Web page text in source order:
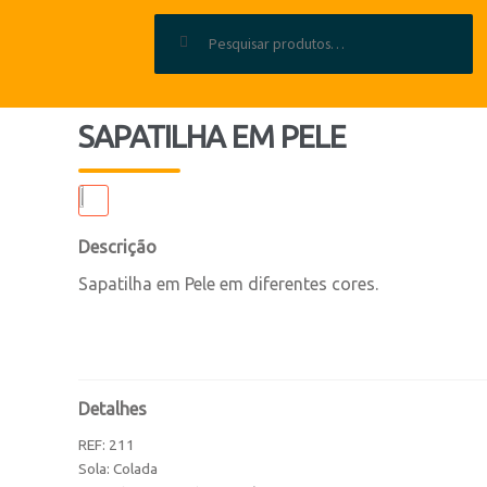
SAPATILHA EM PELE
Descrição
Sapatilha em Pele em diferentes cores.
Detalhes
REF: 211
Sola: Colada